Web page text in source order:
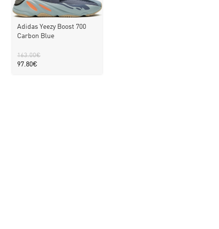
Adidas Yeezy Boost 700
Carbon Blue
163.00€
97.80€